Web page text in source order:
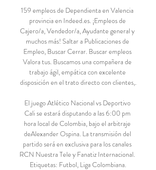
159 empleos de Dependienta en Valencia
provincia en Indeed.es. ¡Empleos de
Cajero/a, Vendedor/a, Ayudante general y
muchos más! Saltar a Publicaciones de
Empleo, Buscar Cerrar. Buscar empleos
Valora tus. Buscamos una compañera de
trabajo ágil, empática con excelente
disposición en el trato directo con clientes,.
El juego Atlético Nacional vs Deportivo
Cali se estará disputando a las 6:00 pm
hora local de Colombia, bajo el arbitraje
deAlexander Ospina. La transmisión del
partido será en exclusiva para los canales
RCN Nuestra Tele y Fanatiz Internacional.
Etiquetas: Futbol, Liga Colombiana.